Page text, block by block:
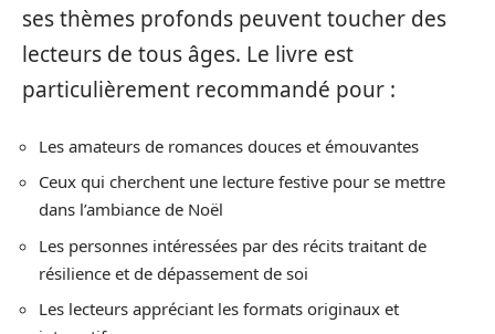
ses thèmes profonds peuvent toucher des
lecteurs de tous âges. Le livre est
particulièrement recommandé pour :
Les amateurs de romances douces et émouvantes
Ceux qui cherchent une lecture festive pour se mettre
dans l’ambiance de Noël
Les personnes intéressées par des récits traitant de
résilience et de dépassement de soi
Les lecteurs appréciant les formats originaux et